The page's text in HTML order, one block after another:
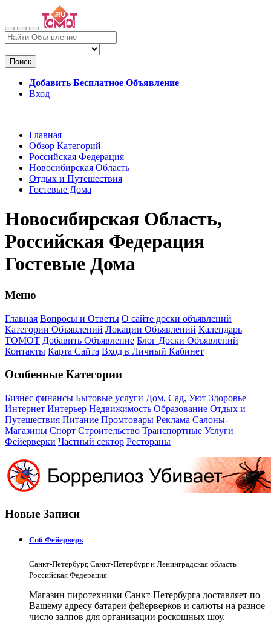
Поиск
Добавить Бесплатное Объявление
Вход
Главная
Обзор Категорий
Российская Федерация
Новосибирская Область
Отдых и Путешествия
Гостевые Дома
Новосибирская Область,
Российская Федерация
Гостевые Дома
Меню
Главная Вопросы и Ответы О сайте доски объявлений
Категории Объявлений Локации Объявлений Календарь
ТОМОТ Добавить Объявление Блог Доски Объявлений
Контакты Карта Сайта Вход в Личный Кабинет
Особенные Категории
Бизнес финансы Бытовые услуги Дом, Сад, Уют Здоровье
Интернет Интерьер Недвижимость Образование Отдых и
Путешествия Питание Промтовары Реклама Салоны-
Магазины Спорт Строительство Транспортные Услуги
Фейерверки Частный сектор Рестораны
Новые Записи
Спб Фейерверк
Санкт-Петербург, Санкт-Петербург и Ленинградская область
Российская Федерация
Магазин пиротехники Санкт-Петербурга доставляет по
Вашему адресу батареи фейерверков и салюты на разное
число залпов для организации роскошных шоу.